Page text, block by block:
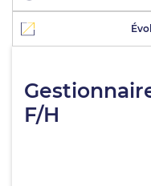
F/H